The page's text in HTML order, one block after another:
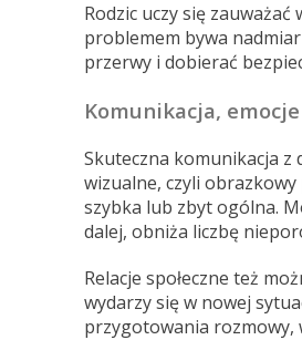
Rodzic uczy się
problemem bywa
przerwy i dobierać
Komunikacja,
Skuteczna komunikacja z
wizualne, czyli
szybka lub zbyt ogólna.
dalej, obniża liczbę
Relacje społeczne też
wydarzy się w nowej
przygotowania rozmowy,